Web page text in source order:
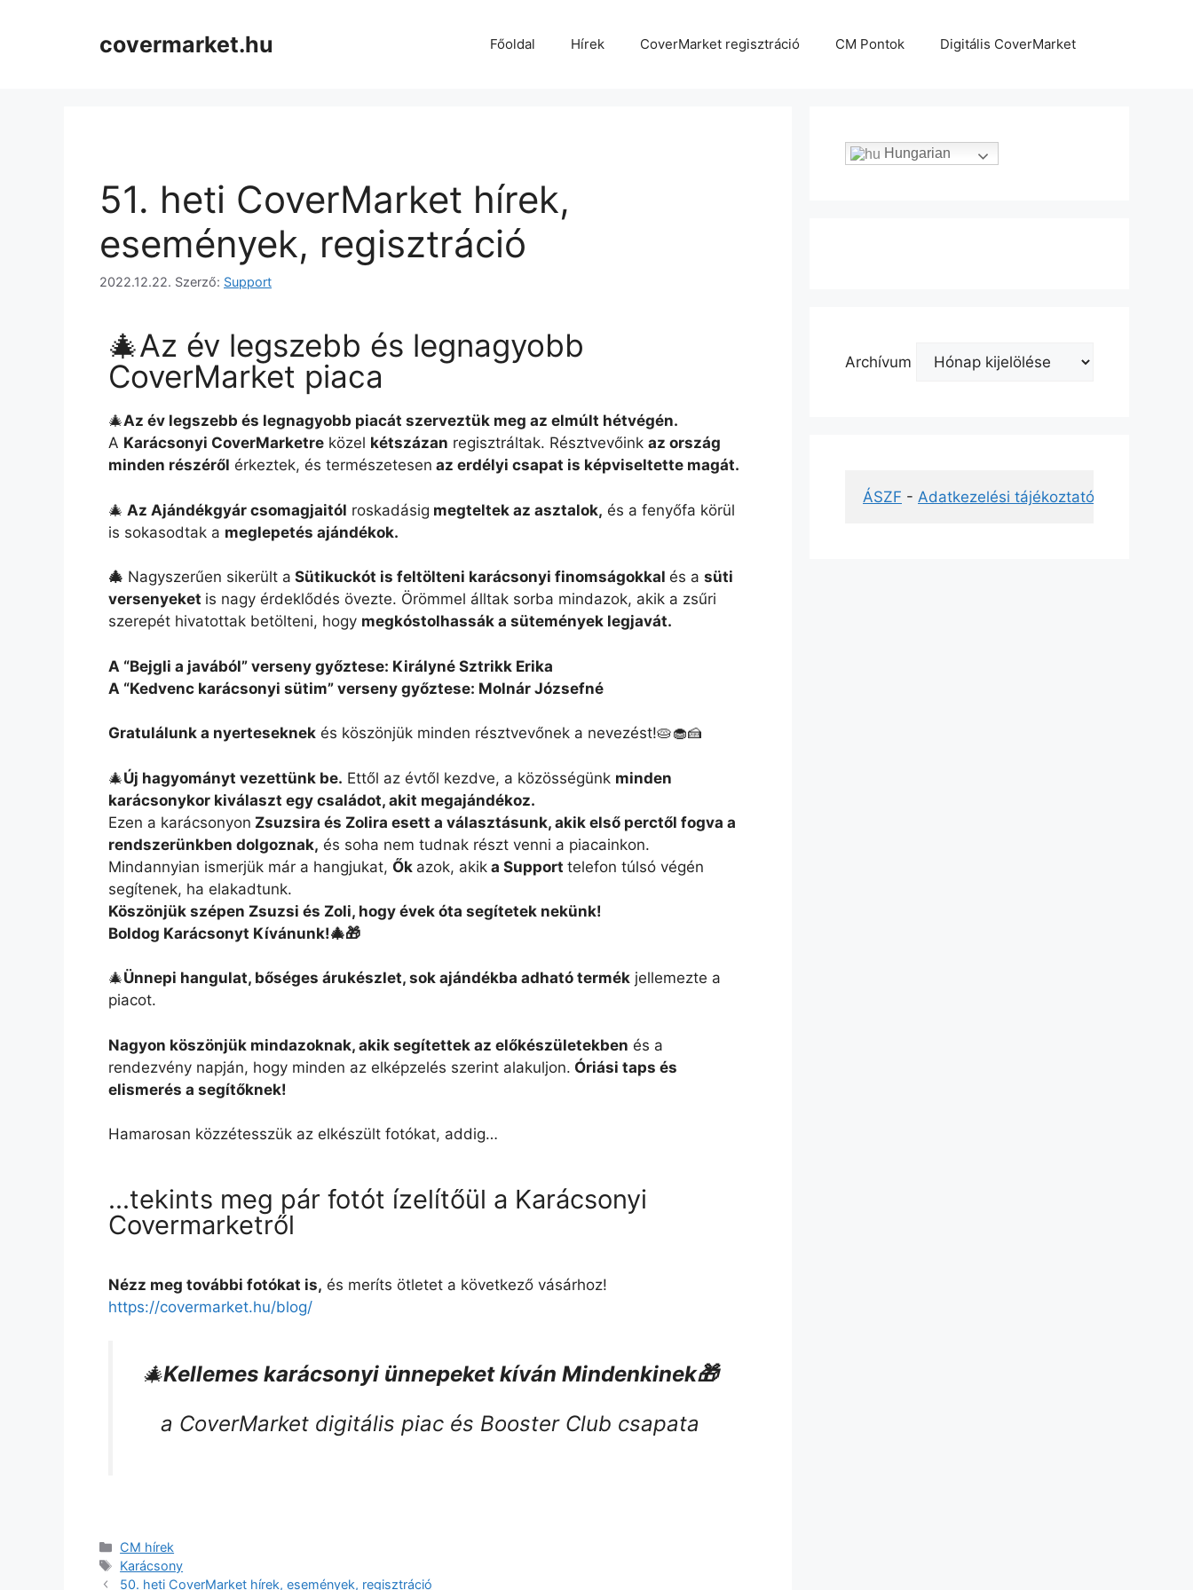
covermarket.hu Főoldal Hírek CoverMarket regisztráció CM Pontok Digitális CoverMarket
51. heti CoverMarket hírek,
események, regisztráció
2022.12.22. Szerző: Support
🎄Az év legszebb és legnagyobb
CoverMarket piaca
🎄Az év legszebb és legnagyobb piacát szerveztük meg az elmúlt hétvégén.
A Karácsonyi CoverMarketre közel kétszázan regisztráltak. Résztvevőink az ország
minden részéről érkeztek, és természetesen az erdélyi csapat is képviseltette magát.
🎄 Az Ajándékgyár csomagjaitól roskadásig megteltek az asztalok, és a fenyőfa körül
is sokasodtak a meglepetés ajándékok.
🎄 Nagyszerűen sikerült a Sütikuckót is feltölteni karácsonyi finomságokkal és a süti
versenyeket is nagy érdeklődés övezte. Örömmel álltak sorba mindazok, akik a zsűri
szerepét hivatottak betölteni, hogy megkóstolhassák a sütemények legjavát.
A “Bejgli a javából” verseny győztese: Királyné Sztrikk Erika
A “Kedvenc karácsonyi sütim” verseny győztese: Molnár Józsefné
Gratulálunk a nyerteseknek és köszönjük minden résztvevőnek a nevezést!🥧🧁🍰
🎄Új hagyományt vezettünk be. Ettől az évtől kezdve, a közösségünk minden
karácsonykor kiválaszt egy családot, akit megajándékoz.
Ezen a karácsonyon Zsuzsira és Zolira esett a választásunk, akik első perctől fogva a
rendszerünkben dolgoznak, és soha nem tudnak részt venni a piacainkon.
Mindannyian ismerjük már a hangjukat, Ők azok, akik a Support telefon túlsó végén
segítenek, ha elakadtunk.
Köszönjük szépen Zsuzsi és Zoli, hogy évek óta segítetek nekünk!
Boldog Karácsonyt Kívánunk!🎄🎁
🎄Ünnepi hangulat, bőséges árukészlet, sok ajándékba adható termék jellemezte a
piacot.
Nagyon köszönjük mindazoknak, akik segítettek az előkészületekben és a
rendezvény napján, hogy minden az elképzelés szerint alakuljon. Óriási taps és
elismerés a segítőknek!
Hamarosan közzétesszük az elkészült fotókat, addig…
...tekints meg pár fotót ízelítőül a Karácsonyi
Covermarketről
Nézz meg további fotókat is, és meríts ötletet a következő vásárhoz!
https://covermarket.hu/blog/
🎄Kellemes karácsonyi ünnepeket kíván Mindenkinek🎁
a CoverMarket digitális piac és Booster Club csapata
CM hírek
Karácsony
50. heti CoverMarket hírek, események, regisztráció
Hungarian
Archívum
ÁSZF - Adatkezelési tájékoztató